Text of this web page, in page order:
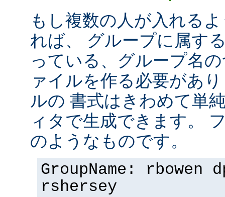
もし複数の人が入れる
れば、 グループに属す
っている、グループ名
ァイルを作る必要があ
ルの 書式はきわめて単
ィタで生成できます。
のようなものです。
GroupName: rbowen
rshersey